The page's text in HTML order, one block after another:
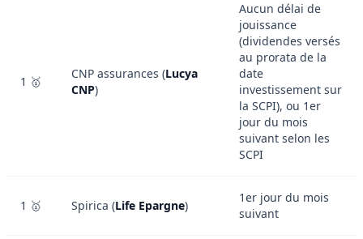
1 🥇
CNP assurances (Lucya
CNP)
Aucun délai de
jouissance
(dividendes versés
au prorata de la
date
investissement sur
la SCPI), ou 1er
jour du mois
suivant selon les
SCPI
1 🥇 Spirica (Life Epargne)
1er jour du mois
suivant